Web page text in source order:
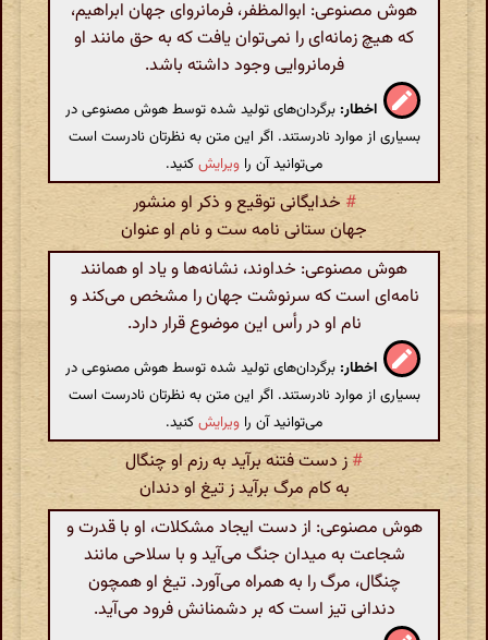
هوش مصنوعی: ابوالمظفر، فرمانروای جهان ابراهیم،
که هیچ زمانه‌ای را نمی‌توان یافت که به حق مانند او
فرمانروایی وجود داشته باشد.
اخطار: برگردان‌های تولید شده توسط هوش مصنوعی در
بسیاری از موارد نادرستند. اگر این متن به نظرتان نادرست است
می‌توانید آن را ویرایشکنید.
# خدایگانی توقیع و ذکر او منشور
جهان ستانی نامه ست و نام او عنوان
هوش مصنوعی: خداوند، نشانه‌ها و یاد او همانند
نامه‌ای است که سرنوشت جهان را مشخص می‌کند و
نام او در رأس این موضوع قرار دارد.
اخطار: برگردان‌های تولید شده توسط هوش مصنوعی در
بسیاری از موارد نادرستند. اگر این متن به نظرتان نادرست است
می‌توانید آن را ویرایشکنید.
# ز دست فتنه برآید به رزم او چنگال
به کام مرگ برآید ز تیغ او دندان
هوش مصنوعی: از دست ایجاد مشکلات، او با قدرت و
شجاعت به میدان جنگ می‌آید و با سلاحی مانند
چنگال، مرگ را به همراه می‌آورد. تیغ او همچون
دندانی تیز است که بر دشمنانش فرود می‌آید.